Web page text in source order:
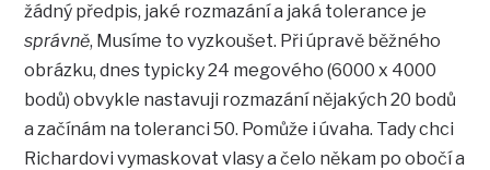
žádný předpis, jaké rozmazání a jaká tolerance je
správně, Musíme to vyzkoušet. Při úpravě běžného
obrázku, dnes typicky 24 megového (6000 x 4000
bodů) obvykle nastavuji rozmazání nějakých 20 bodů
a začínám na toleranci 50. Pomůže i úvaha. Tady chci
Richardovi vymaskovat vlasy a čelo někam po obočí a